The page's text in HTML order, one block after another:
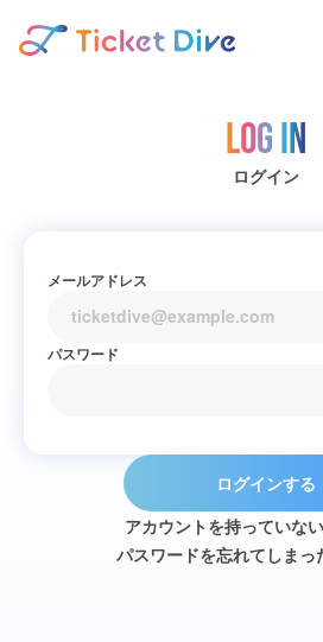
Log in
ログイン
メールアドレス
パスワード
ログインする
アカウントを持っていな
パスワードを忘れてしまっ